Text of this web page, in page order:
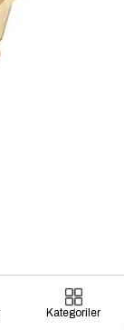
Kategoriler